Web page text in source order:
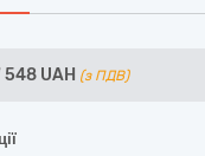
548 UAH (з ПДВ)